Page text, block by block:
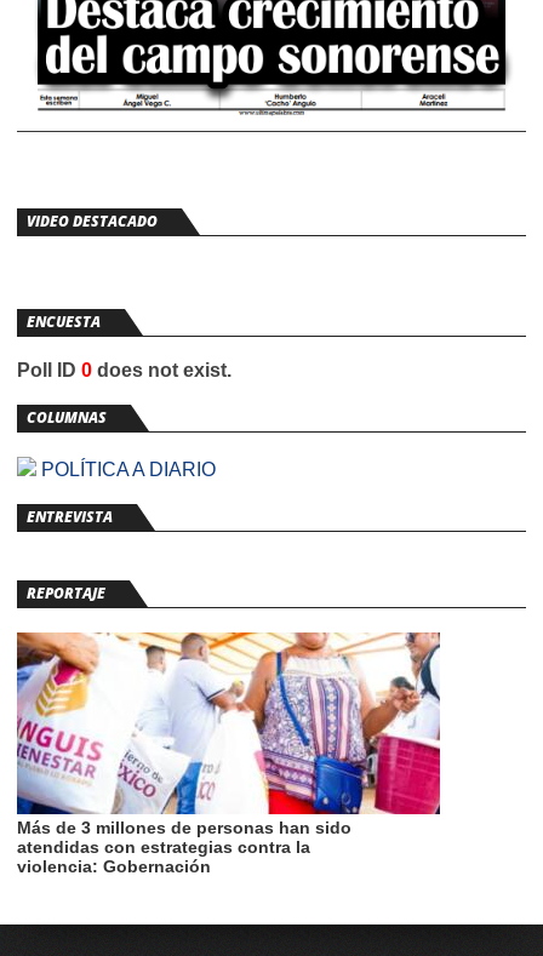
VIDEO DESTACADO
ENCUESTA
Poll ID 0 does not exist.
COLUMNAS
POLÍTICA A DIARIO
ENTREVISTA
REPORTAJE
Más de 3 millones de personas han sido
atendidas con estrategias contra la
violencia: Gobernación